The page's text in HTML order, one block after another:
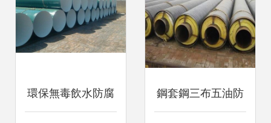
環保無毒飲水防腐 鋼套鋼三布五油防